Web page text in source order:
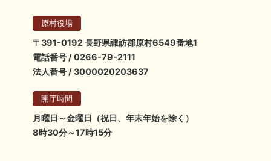
原村役場
〒391-0192 長野県諏訪郡原村6549番地1
電話番号 / 0266-79-2111
法人番号 / 3000020203637
開庁時間
月曜日～金曜日（祝日、年末年始を除く）
8時30分～17時15分